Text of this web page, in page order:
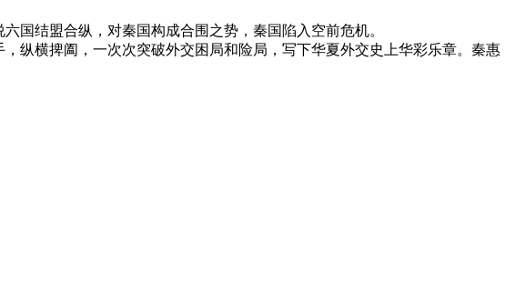
国结盟合纵，对秦国构成合围之势，秦国陷入空前危机。
纵横捭阖，一次次突破外交困局和险局，写下华夏外交史上华彩乐章。秦惠